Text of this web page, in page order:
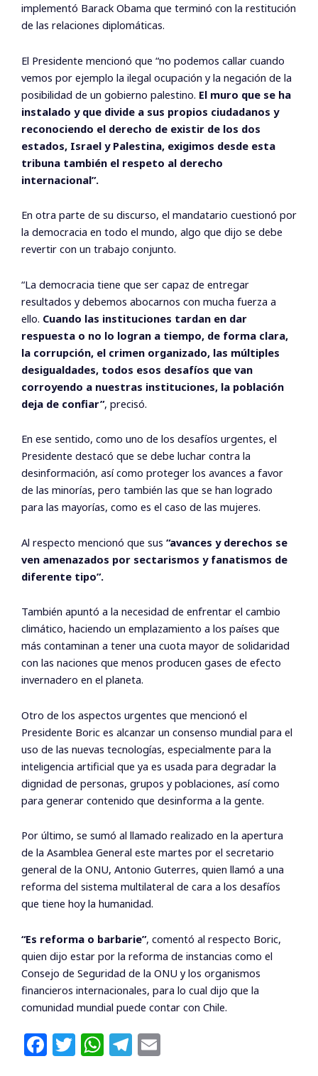
implementó Barack Obama que terminó con la restitución
de las relaciones diplomáticas.
El Presidente mencionó que “no podemos callar cuando
vemos por ejemplo la ilegal ocupación y la negación de la
posibilidad de un gobierno palestino. El muro que se ha
instalado y que divide a sus propios ciudadanos y
reconociendo el derecho de existir de los dos
estados, Israel y Palestina, exigimos desde esta
tribuna también el respeto al derecho
internacional”.
En otra parte de su discurso, el mandatario cuestionó por
la democracia en todo el mundo, algo que dijo se debe
revertir con un trabajo conjunto.
“La democracia tiene que ser capaz de entregar
resultados y debemos abocarnos con mucha fuerza a
ello. Cuando las instituciones tardan en dar
respuesta o no lo logran a tiempo, de forma clara,
la corrupción, el crimen organizado, las múltiples
desigualdades, todos esos desafíos que van
corroyendo a nuestras instituciones, la población
deja de confiar”, precisó.
En ese sentido, como uno de los desafíos urgentes, el
Presidente destacó que se debe luchar contra la
desinformación, así como proteger los avances a favor
de las minorías, pero también las que se han logrado
para las mayorías, como es el caso de las mujeres.
Al respecto mencionó que sus “avances y derechos se
ven amenazados por sectarismos y fanatismos de
diferente tipo”.
También apuntó a la necesidad de enfrentar el cambio
climático, haciendo un emplazamiento a los países que
más contaminan a tener una cuota mayor de solidaridad
con las naciones que menos producen gases de efecto
invernadero en el planeta.
Otro de los aspectos urgentes que mencionó el
Presidente Boric es alcanzar un consenso mundial para el
uso de las nuevas tecnologías, especialmente para la
inteligencia artificial que ya es usada para degradar la
dignidad de personas, grupos y poblaciones, así como
para generar contenido que desinforma a la gente.
Por último, se sumó al llamado realizado en la apertura
de la Asamblea General este martes por el secretario
general de la ONU, Antonio Guterres, quien llamó a una
reforma del sistema multilateral de cara a los desafíos
que tiene hoy la humanidad.
“Es reforma o barbarie”, comentó al respecto Boric,
quien dijo estar por la reforma de instancias como el
Consejo de Seguridad de la ONU y los organismos
financieros internacionales, para lo cual dijo que la
comunidad mundial puede contar con Chile.
F T W T